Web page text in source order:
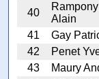
40
Alain
41
Gay
42
Penet
43
Maury